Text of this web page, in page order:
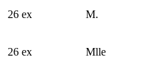
26 ex M.
26 ex Mlle